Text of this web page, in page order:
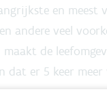
en
andere veel
de
dat er 5 keer